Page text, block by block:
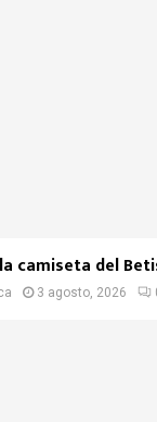
camiseta del
3 agosto, 2026